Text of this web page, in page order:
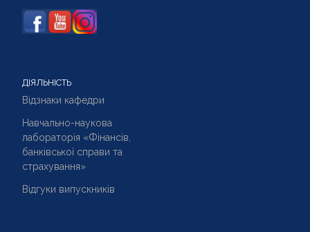
ДІЯЛЬНІСТЬ
Відзнаки кафедри
Навчально-наукова
лабораторія «Фінансів,
банківської справи та
страхування»
Відгуки випускників